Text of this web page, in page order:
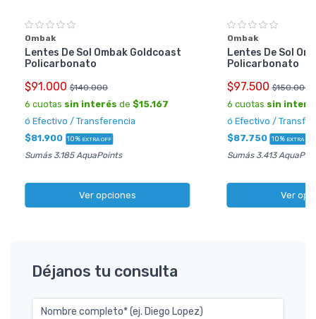
Ombak
Lentes De Sol Ombak Goldcoast
Policarbonato
$91.000 $140.000
6 cuotas sin interés de $15.167
ó Efectivo / Transferencia
$81.900 10% EXTRA OFF
Sumás 3.185 AquaPoints
Ver opciones
Ombak
Lentes De Sol
Policarbonato
$97.500 $150.000
6 cuotas sin
ó Efectivo /
$87.750 10% EXTRA OFF
Sumás 3.413
Ver
Déjanos tu consulta
Nombre completo* (ej. Diego Lopez)